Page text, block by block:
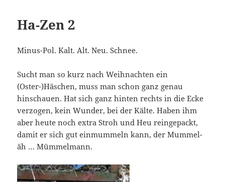
Ha-Zen 2
Minus-Pol. Kalt. Alt. Neu. Schnee.
Sucht man so kurz nach Weihnachten ein
(Oster-)Häschen, muss man schon ganz genau
hinschauen. Hat sich ganz hinten rechts in die Ecke
verzogen, kein Wunder, bei der Kälte. Haben ihm
aber heute noch extra Stroh und Heu reingepackt,
damit er sich gut einmummeln kann, der Mummel-
äh … Mümmelmann.